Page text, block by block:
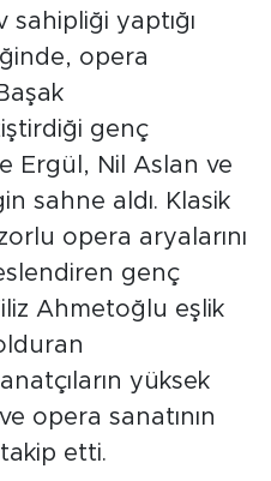
yaptığı
opera
genç
Ergül, Nil Aslan ve
sahne aldı. Klasik
opera aryalarını
genç
Ahmetoğlu eşlik
yüksek
opera sanatının
etti.